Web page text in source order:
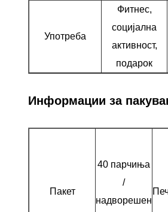
Употреба
Фитнес,
социјална
активност,
подарок
Информации за
Пакет
40 парчиња
/
надворешен